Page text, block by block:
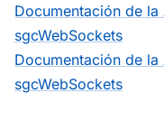
Documentación de la
sgcWebSockets
Documentación de la
sgcWebSockets